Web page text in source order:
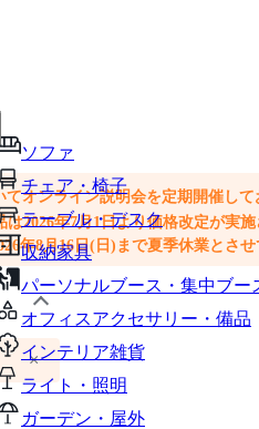
ソファ
チェア・椅子
テーブル・デスク
収納家具
パーソナルブース・集中ブー
オフィスアクセサリー・備品
インテリア雑貨
ライト・照明
ガーデン・屋外
、カートに追加できます
オンライン説明会を定期開催して
2026年7月1日より価格改定が実
年8月16日(日)まで夏季休業とさせ
×